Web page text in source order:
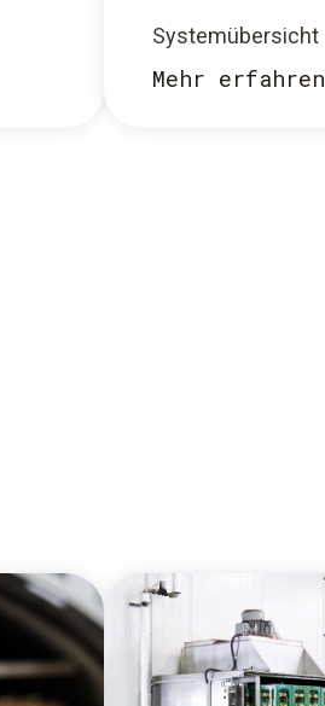
Systemübersicht
Mehr erfahren